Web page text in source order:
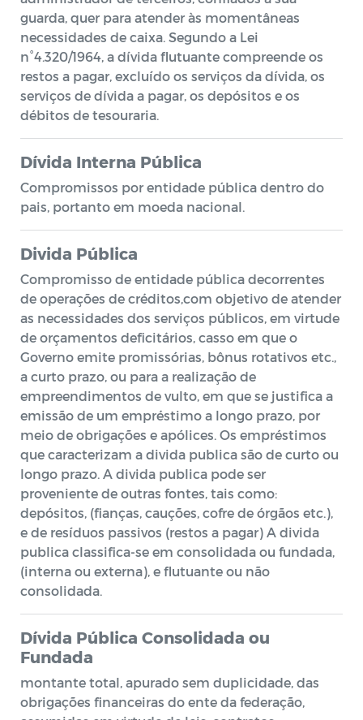
guarda, quer para atender às momentâneas
necessidades de caixa. Segundo a Lei
n°4.320/1964, a dívida flutuante compreende os
restos a pagar, excluído os serviços da dívida, os
serviços de dívida a pagar, os depósitos e os
débitos de tesouraria.
Dívida Interna Pública
Compromissos por entidade pública dentro do
pais, portanto em moeda nacional.
Divida Pública
Compromisso de entidade pública decorrentes
de operações de créditos,com objetivo de atender
as necessidades dos serviços públicos, em virtude
de orçamentos deficitários, casso em que o
Governo emite promissórias, bônus rotativos etc.,
a curto prazo, ou para a realização de
empreendimentos de vulto, em que se justifica a
emissão de um empréstimo a longo prazo, por
meio de obrigações e apólices. Os empréstimos
que caracterizam a divida publica são de curto ou
longo prazo. A divida publica pode ser
proveniente de outras fontes, tais como:
depósitos, (fianças, cauções, cofre de órgãos etc.),
e de resíduos passivos (restos a pagar) A divida
publica classifica-se em consolidada ou fundada,
(interna ou externa), e flutuante ou não
consolidada.
Dívida Pública Consolidada ou
Fundada
montante total, apurado sem duplicidade, das
obrigações financeiras do ente da federação,